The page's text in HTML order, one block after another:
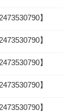
】
】
】
】
】